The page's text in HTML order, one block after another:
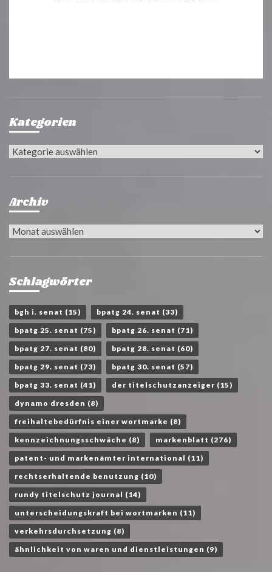
Kategorien
Kategorien
Archiv
Archiv
Schlagwörter
bgh i. senat (15) bpatg 24. senat (33)
bpatg 25. senat (75) bpatg 26. senat (71)
bpatg 27. senat (80) bpatg 28. senat (60)
bpatg 29. senat (73) bpatg 30. senat (57)
bpatg 33. senat (41) der titelschutzanzeiger (15)
dynamo dresden (8)
freihaltebedürfnis einer wortmarke (8)
kennzeichnungsschwäche (8) markenblatt (276)
patent- und markenämter international (11)
rechtserhaltende benutzung (10)
rundy titelschutz journal (14)
unterscheidungskraft bei wortmarken (11)
verkehrsdurchsetzung (8)
ähnlichkeit von waren und dienstleistungen (9)